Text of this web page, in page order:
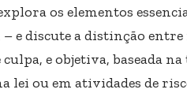
os elementos
– e discute a distinção
e objetiva, baseada
lei ou em atividades de